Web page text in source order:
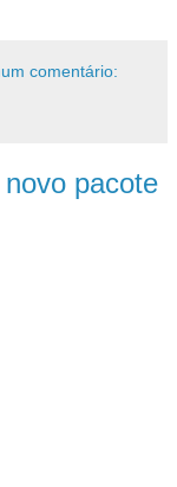
comentário:
pacote